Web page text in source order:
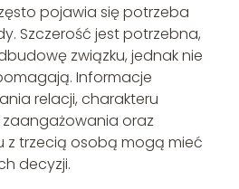
pojawia się potrzeba
Szczerość jest potrzebna,
związku, jednak nie
Informacje
relacji, charakteru
oraz
z trzecią osobą mogą mieć
decyzji.